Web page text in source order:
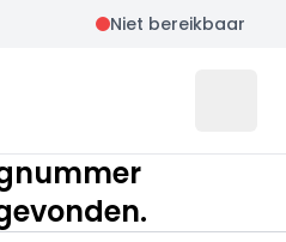
Niet bereikbaar